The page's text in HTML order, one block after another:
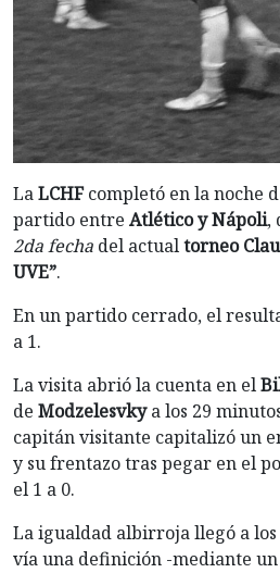
LaLCHFcompletó en la noche
partido entre Atlético y Nápoli,
2da fecha del actualtorneo
UVE”.
En un partido cerrado, el
a 1.
La visita abrió la cuenta en el
de Modzelesvkya los 29
capitán visitante capitalizó un
y su frentazo tras pegar en el
el 1 a 0.
La igualdad albirroja llegó a
vía una definición -mediante un